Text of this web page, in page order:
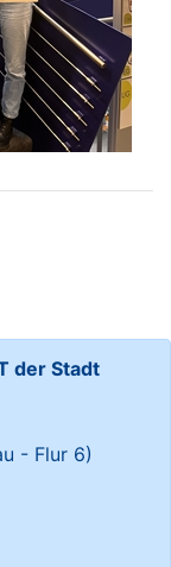
der Stadt
- Flur 6)